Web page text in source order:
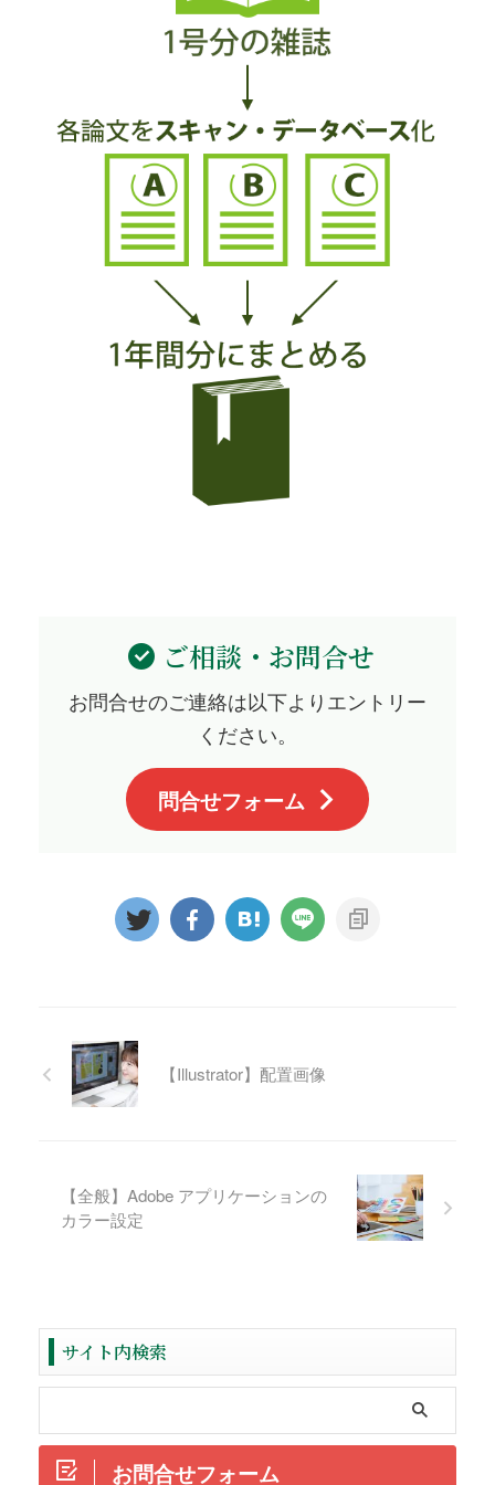
ご相談・お問合せ
お問合せのご連絡は以下よりエントリー
ください。
問合せフォーム
【Illustrator】配置画像
【全般】Adobe アプリケーションの
カラー設定
サイト内検索
お問合せフォーム
ReadMore